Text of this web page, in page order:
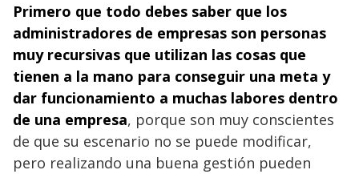
Primero que todo debes saber que los
administradores de empresas son personas
muy recursivas que utilizan las cosas que
tienen a la mano para conseguir una meta y
dar funcionamiento a muchas labores dentro
de una empresa, porque son muy conscientes
de que su escenario no se puede modificar,
pero realizando una buena gestión pueden